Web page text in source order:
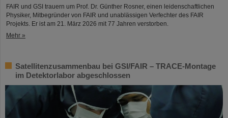
FAIR und GSI trauern um Prof. Dr. Günther Rosner, einen leidenschaftlichen
Physiker, Mitbegründer von FAIR und unablässigen Verfechter des FAIR
Projekts. Er ist am 21. März 2026 mit 77 Jahren verstorben.
Mehr »
Satellitenzusammenbau bei GSI/FAIR – TRACE-Montage
im Detektorlabor abgeschlossen